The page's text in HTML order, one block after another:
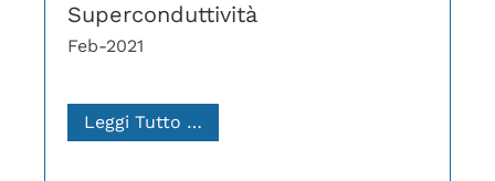
Superconduttività
Feb-2021
Leggi Tutto …